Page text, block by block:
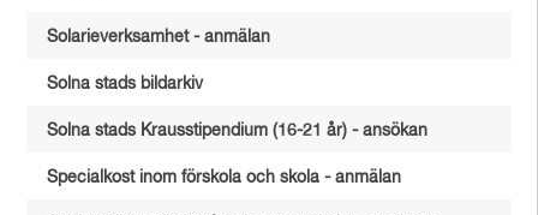
Solarieverksamhet - anmälan
Solna stads bildarkiv
Solna stads Krausstipendium (16-21 år) - ansökan
Specialkost inom förskola och skola - anmälan